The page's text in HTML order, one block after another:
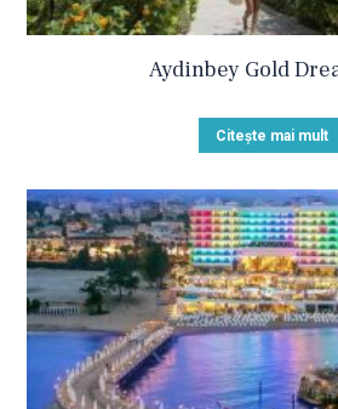
Aydinbey Gold
Citește mai mult